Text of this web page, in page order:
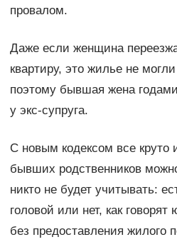
провалом.
Даже если женщина
квартиру, это жилье не
поэтому бывшая жена
у экс-супруга.
С новым кодексом все круто
бывших родственников
никто не будет учитывать:
головой или нет, как
без предоставления жилого